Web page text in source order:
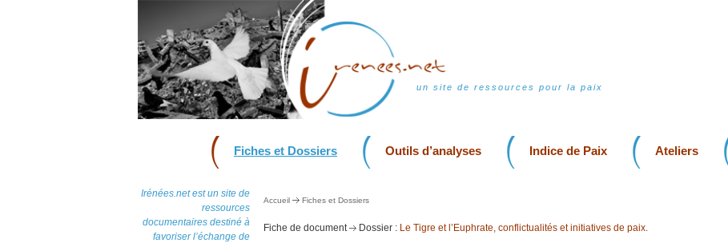
un site de ressources pour la paix
Fiches et Dossiers Outils d’analyses Indice de Paix Ateliers
Irénées.net est un site de
ressources
documentaires destiné à
favoriser l’échange de
Accueil Fiches et Dossiers
Fiche de document Dossier : Le Tigre et l’Euphrate, conflictualités et initiatives de paix.